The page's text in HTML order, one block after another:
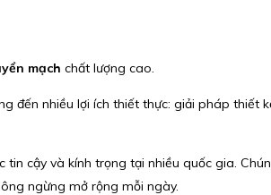
mạch chất lượng cao.
đến nhiều lợi ích thiết thực: giải pháp thiết
cậy và kính trọng tại nhiều quốc gia.
ngừng mở rộng mỗi ngày.